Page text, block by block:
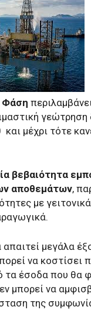
Φάση
γεώτρηση
μέχρι τότε
βεβαιότητα
αποθεμάτων,
με
μεγάλα
να κοστίσει
τα έσοδα που θα
μπορεί να
της